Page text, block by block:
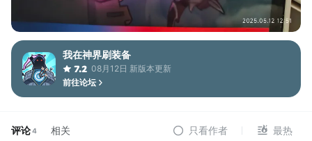
我在神界刷装备
7.2 08月12日 新版本更新
前往论坛
评论4 相关 只看作者 最热